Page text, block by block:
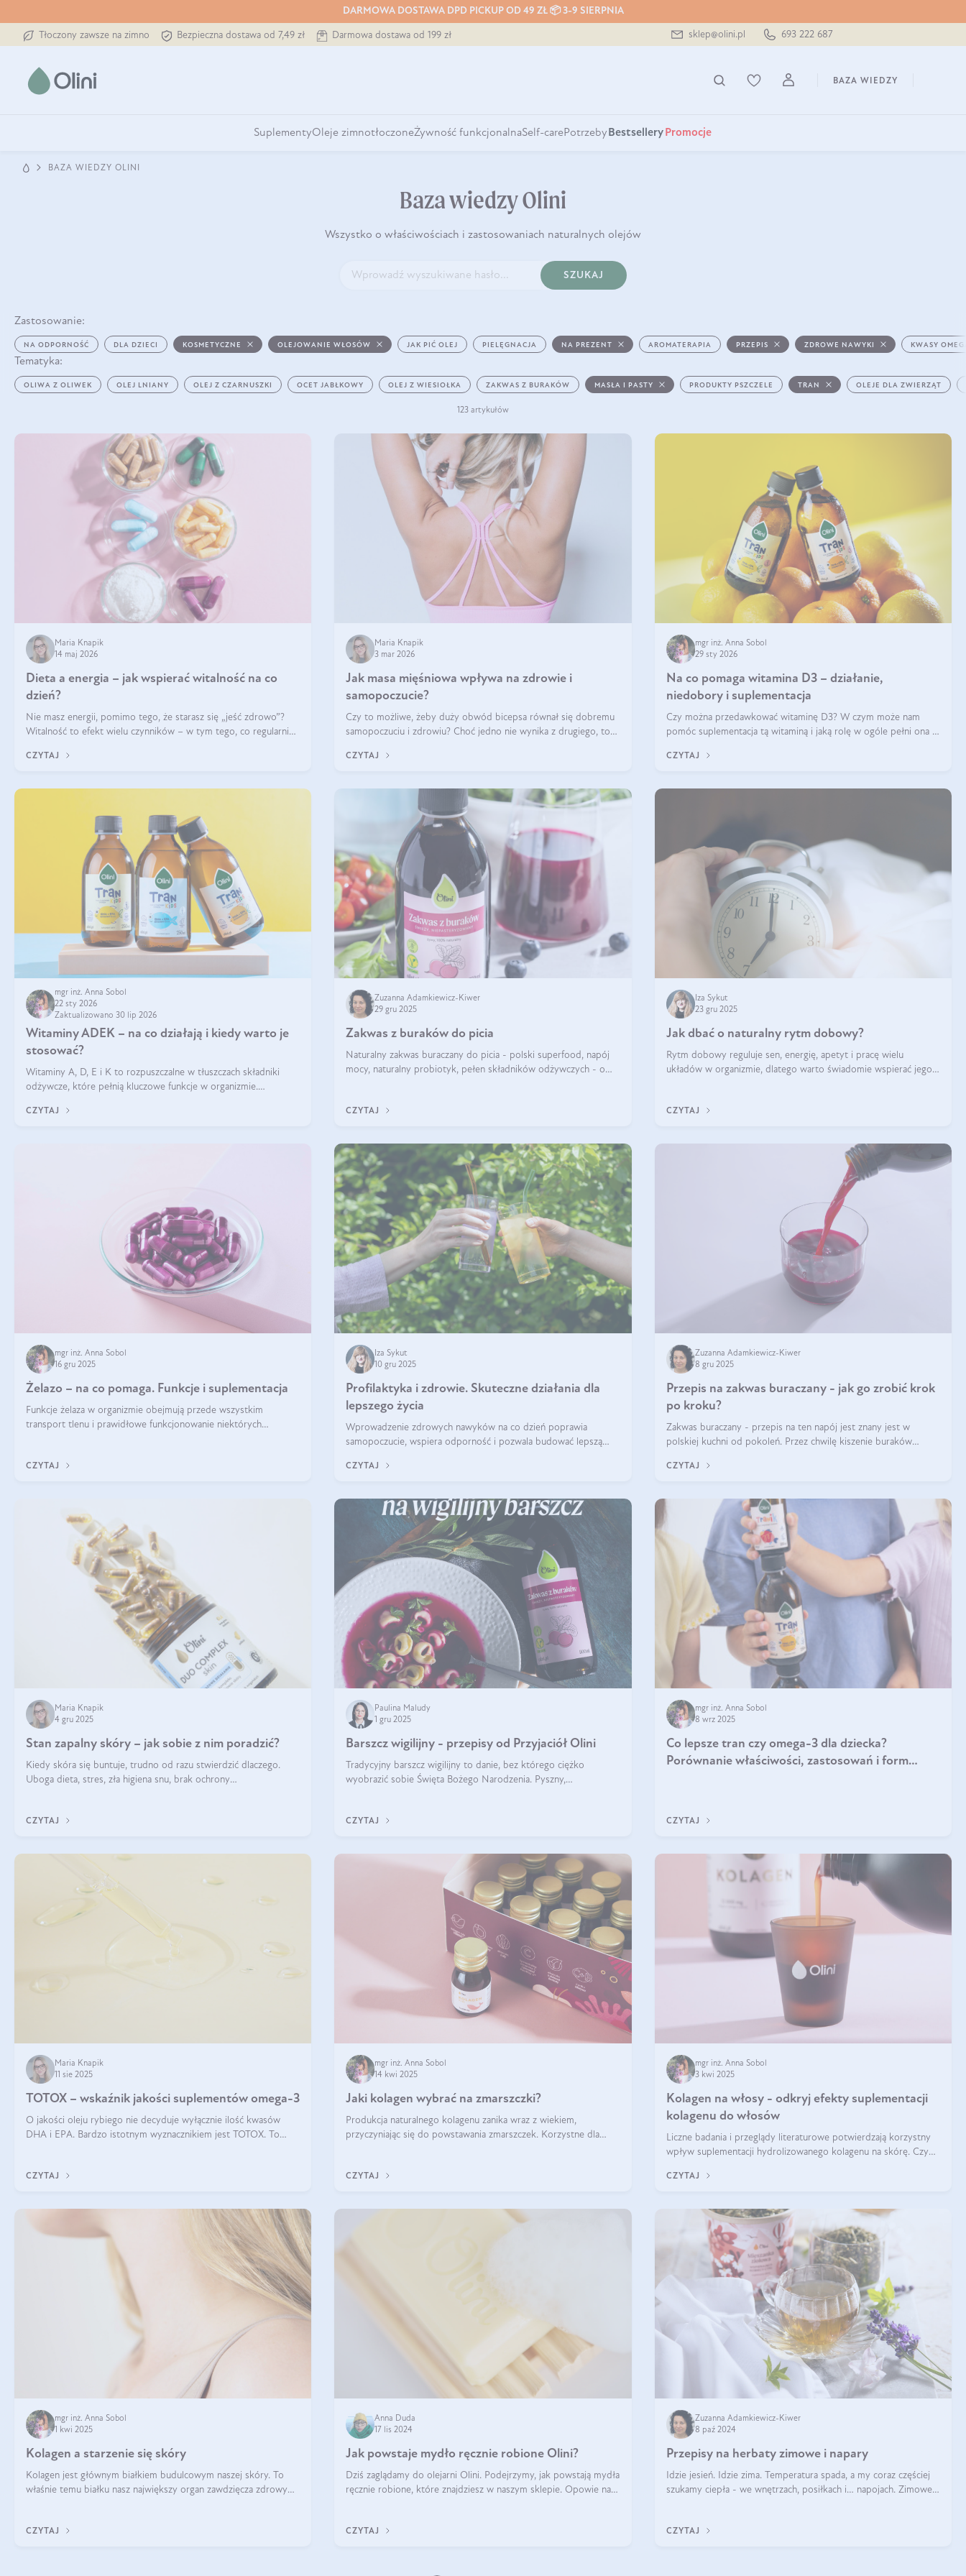
DARMOWA DOSTAWA DPD PICKUP OD 49 ZŁ 📦 3-9 SIERPNIA
Tłoczony zawsze na zimno Bezpieczna dostawa od 7,49 zł Darmowa dostawa od 199 zł sklep@olini.pl 693 222 687
BAZA WIEDZY
SuplementyOleje zimnotłoczoneŻywność funkcjonalnaSelf-carePotrzeby Bestsellery Promocje
BAZA WIEDZY OLINI
Baza wiedzy Olini
Wszystko o właściwościach i zastosowaniach naturalnych olejów
SZUKAJ
Zastosowanie:
NA ODPORNOŚĆ DLA DZIECI KOSMETYCZNE OLEJOWANIE WŁOSÓW JAK PIĆ OLEJ PIELĘGNACJA NA PREZENT AROMATERAPIA PRZEPIS ZDROWE NAWYKI KWASY
Tematyka:
OLIWA Z OLIWEK OLEJ LNIANY OLEJ Z CZARNUSZKI OCET JABŁKOWY OLEJ Z WIESIOŁKA ZAKWAS Z BURAKÓW MASŁA I PASTY PRODUKTY PSZCZELE TRAN OLEJE DLA ZWIERZĄT
123 artykułów
Maria Knapik
14 maj 2026
Dieta a energia – jak wspierać witalność na co
dzień?
Nie masz energii, pomimo tego, że starasz się „jeść zdrowo”?
Witalność to efekt wielu czynników – w tym tego, co regularnie
się w zależności od osoby
CZYTAJ
Maria Knapik
3 mar 2026
Jak masa mięśniowa wpływa na zdrowie i
samopoczucie?
Czy to możliwe, żeby duży obwód bicepsa równał się dobremu
samopoczuciu i zdrowiu? Choć jedno nie wynika z drugiego, to
poprawić jakość życia. W jaki sposób? W tym wpisie wszystko
CZYTAJ
mgr inż. Anna Sobol
29 sty 2026
Na co pomaga witamina D3 – działanie,
niedobory i suplementacja
Czy można przedawkować witaminę D3? W czym może nam
pomóc suplementacja tą witaminą i jaką rolę w ogóle pełni ona w
zalecane jest jesienią i zimą, ale czy wiesz, dlaczego warto to
CZYTAJ
mgr inż. Anna Sobol
22 sty 2026
Zaktualizowano 30 lip 2026
Witaminy ADEK – na co działają i kiedy warto je
stosować?
Witaminy A, D, E i K to rozpuszczalne w tłuszczach składniki
odżywcze, które pełnią kluczowe funkcje w organizmie.
krzepliwość krwi oraz mineralizację kości.
CZYTAJ
Zuzanna Adamkiewicz-Kiwer
29 gru 2025
Zakwas z buraków do picia
Naturalny zakwas buraczany do picia - polski superfood, napój
mocy, naturalny probiotyk, pełen składników odżywczych - o
CZYTAJ
Iza Sykut
23 gru 2025
Jak dbać o naturalny rytm dobowy?
Rytm dobowy reguluje sen, energię, apetyt i pracę wielu
układów w organizmie, dlatego warto świadomie wspierać jego
CZYTAJ
mgr inż. Anna Sobol
16 gru 2025
Żelazo – na co pomaga. Funkcje i suplementacja
Funkcje żelaza w organizmie obejmują przede wszystkim
transport tlenu i prawidłowe funkcjonowanie niektórych
etapie życia.
CZYTAJ
Iza Sykut
10 gru 2025
Profilaktyka i zdrowie. Skuteczne działania dla
lepszego życia
Wprowadzenie zdrowych nawyków na co dzień poprawia
samopoczucie, wspiera odporność i pozwala budować lepszą
CZYTAJ
Zuzanna Adamkiewicz-Kiwer
8 gru 2025
Przepis na zakwas buraczany - jak go zrobić krok
po kroku?
Zakwas buraczany - przepis na ten napój jest znany jest w
polskiej kuchni od pokoleń. Przez chwilę kiszenie buraków
na fali popularności na
CZYTAJ
Maria Knapik
4 gru 2025
Stan zapalny skóry – jak sobie z nim poradzić?
Kiedy skóra się buntuje, trudno od razu stwierdzić dlaczego.
Uboga dieta, stres, zła higiena snu, brak ochrony
CZYTAJ
Paulina Maludy
1 gru 2025
Barszcz wigilijny - przepisy od Przyjaciół Olini
Tradycyjny barszcz wigilijny to danie, bez którego ciężko
wyobrazić sobie Święta Bożego Narodzenia. Pyszny,
CZYTAJ
mgr inż. Anna Sobol
8 wrz 2025
Co lepsze tran czy omega-3 dla dziecka?
Porównanie właściwości, zastosowań i form
CZYTAJ
Maria Knapik
11 sie 2025
TOTOX – wskaźnik jakości suplementów omega-3
O jakości oleju rybiego nie decyduje wyłącznie ilość kwasów
DHA i EPA. Bardzo istotnym wyznacznikiem jest TOTOX. To
CZYTAJ
mgr inż. Anna Sobol
14 kwi 2025
Jaki kolagen wybrać na zmarszczki?
Produkcja naturalnego kolagenu zanika wraz z wiekiem,
przyczyniając się do powstawania zmarszczek. Korzystne dla
CZYTAJ
mgr inż. Anna Sobol
3 kwi 2025
Kolagen na włosy - odkryj efekty suplementacji
kolagenu do włosów
Liczne badania i przeglądy literaturowe potwierdzają korzystny
wpływ suplementacji hydrolizowanego kolagenu na skórę. Czy
CZYTAJ
mgr inż. Anna Sobol
1 kwi 2025
Kolagen a starzenie się skóry
Kolagen jest głównym białkiem budulcowym naszej skóry. To
właśnie temu białku nasz największy organ zawdzięcza zdrowy
CZYTAJ
Anna Duda
17 lis 2024
Jak powstaje mydło ręcznie robione Olini?
Dziś zaglądamy do olejarni Olini. Podejrzymy, jak powstają mydła
ręcznie robione, które znajdziesz w naszym sklepie. Opowie nam
CZYTAJ
Zuzanna Adamkiewicz-Kiwer
8 paź 2024
Przepisy na herbaty zimowe i napary
Idzie jesień. Idzie zima. Temperatura spada, a my coraz częściej
szukamy ciepła - we wnętrzach, posiłkach i… napojach. Zimowe
CZYTAJ